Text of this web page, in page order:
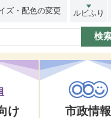
ズ・配色の変更 ルビふり
け 市政情報